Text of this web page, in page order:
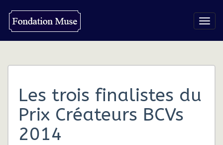
Les trois finalistes du
Prix Créateurs BCVs
2014